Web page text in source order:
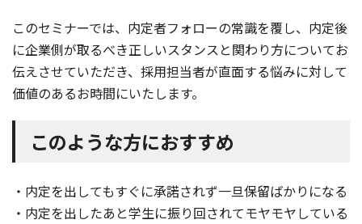
このセミナーでは、内定者フォローの常識を覆し、内定後
に企業側が取るべき正しいスタンスと関わり方についてお
伝えさせていただき、採用担当者が直面する悩みに対して
価値のあるお時間にいたします。
このような方におすすめ
・内定を出してもすぐに承諾されず一旦保留ばかりになる
・内定を出したあと学生に振り回されてモヤモヤしている